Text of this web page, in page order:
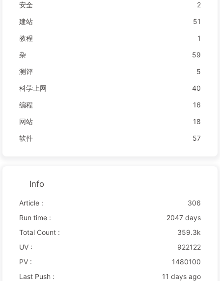
安全
2
建站
51
教程
1
杂
59
测评
5
科学上网
40
编程
16
网站
18
软件
57
Info
Article :
306
Run time :
2047 days
Total Count :
359.3k
UV :
922122
PV :
1480100
Last Push :
11 days ago